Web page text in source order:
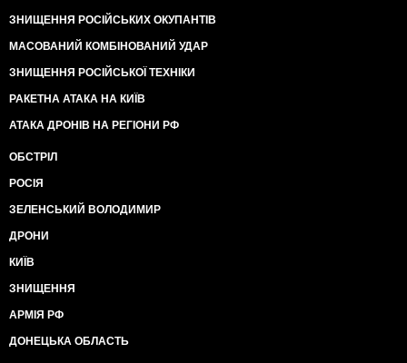
ЗНИЩЕННЯ РОСІЙСЬКИХ ОКУПАНТІВ
МАСОВАНИЙ КОМБІНОВАНИЙ УДАР
ЗНИЩЕННЯ РОСІЙСЬКОЇ ТЕХНІКИ
РАКЕТНА АТАКА НА КИЇВ
АТАКА ДРОНІВ НА РЕГІОНИ РФ
ОБСТРІЛ
РОСІЯ
ЗЕЛЕНСЬКИЙ ВОЛОДИМИР
ДРОНИ
КИЇВ
ЗНИЩЕННЯ
АРМІЯ РФ
ДОНЕЦЬКА ОБЛАСТЬ